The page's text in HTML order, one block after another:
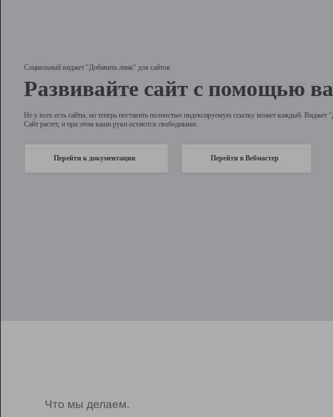
Социальный виджет "Добавить линк" для сайтов
Развивайте сайт с помощью
Не у всех есть сайты, но теперь поставить полностью индексируемую ссылку может каждый. Виджет
Сайт растет, и при этом ваши руки остаются свободными.
Перейти к документации Перейти в Вебмастер
Что мы делаем.